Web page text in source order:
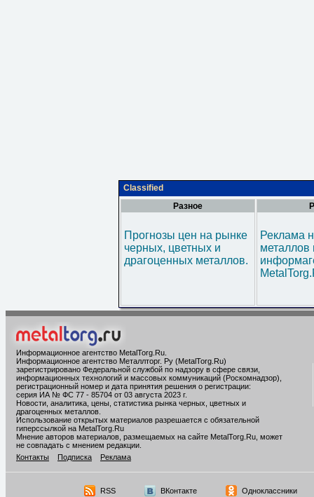
Classified
Разное
Прогнозы цен на рынке
черных, цветных и
драгоценных металлов.
Реклама
металлов
Информационное агентство MetalTorg.Ru
Информационное агентство Металлторг. Ру (MetalTorg.Ru)
зарегистрировано Федеральной службой по надзору в сфере связи,
информационных технологий и массовых коммуникаций (Роскомнадзор),
регистрационный номер и дата принятия решения о регистрации:
серия ИА № ФС 77 - 85704 от 03 августа 2023 г.
Новости, аналитика, цены, статистика рынка черных, цветных и
драгоценных металлов.
Использование открытых материалов разрешается с обязательной
гиперссылкой на MetalTorg.Ru
Мнение авторов материалов, размещаемых на сайте MetalTorg.Ru, может
не совпадать с мнением редакции.
Контакты
Подписка Реклама
RSS ВКонтакте Одноклассники